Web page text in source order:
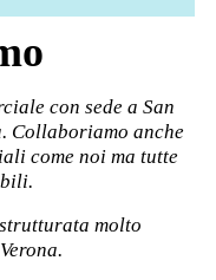
con sede a San
Collaboriamo anche
come noi ma tutte
molto